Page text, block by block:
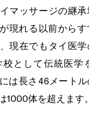
マッサージの継承
現れる以前から
現在でもタイ医
として伝統医学
は長さ46メート
1000体を超えます。